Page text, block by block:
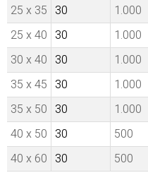
25 x 35 30 1.000
25 x 40 30 1.000
30 x 40 30 1.000
35 x 45 30 1.000
35 x 50 30 1.000
40 x 50 30 500
40 x 60 30 500